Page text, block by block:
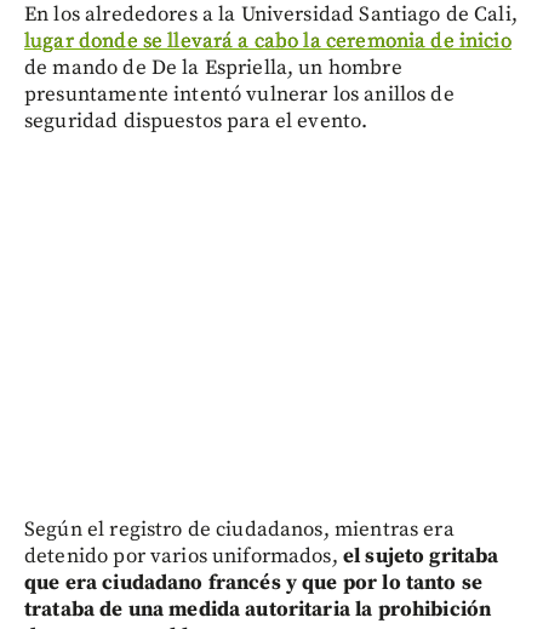
En los alrededores a la Universidad Santiago de Cali,
lugar donde se llevará a cabo la ceremonia de inicio
de mando de De la Espriella, un hombre
presuntamente intentó vulnerar los anillos de
seguridad dispuestos para el evento.
Según el registro de ciudadanos, mientras era
detenido por varios uniformados, el sujeto gritaba
que era ciudadano francés y que por lo tanto se
trataba de una medida autoritaria la prohibición